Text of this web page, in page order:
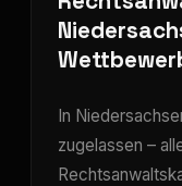
In
zugelassen –